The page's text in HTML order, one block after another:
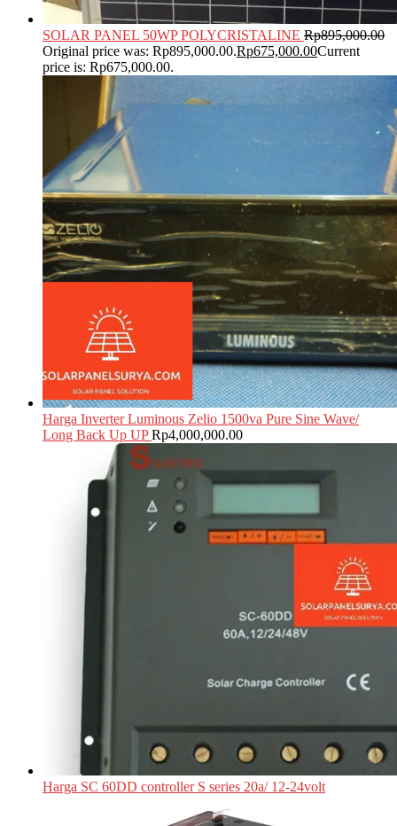
SOLAR PANEL 50WP POLYCRISTALINE Rp895,000.00
Original price was: Rp895,000.00.Rp675,000.00Current
price is: Rp675,000.00.
Harga Inverter Luminous Zelio 1500va Pure Sine Wave/
Long Back Up UP Rp4,000,000.00
Harga SC 60DD controller S series 20a/ 12-24volt